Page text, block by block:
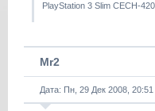
PlayStation 3 Slim CECH-
Mr2
Дата: Пн, 29 Дек 2008,